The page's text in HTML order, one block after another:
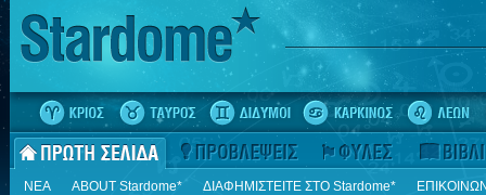
ΝΕΑ ΑΒΟUT Stardome* ΔΙΑΦΗΜΙΣΤΕΙΤΕ ΣΤΟ Stardome*